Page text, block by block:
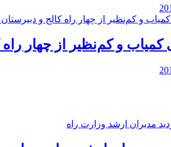
و کم‌نظیر از چهار راه كالج